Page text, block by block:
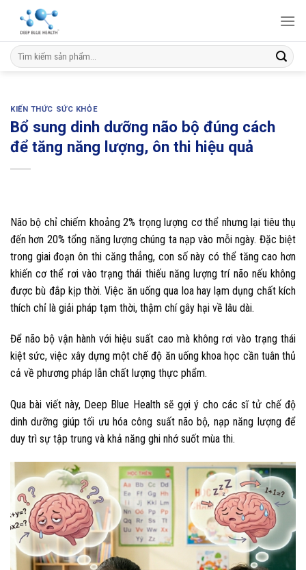
content
Tìm
kiếm:
KIẾN THỨC SỨC KHỎE
Bổ sung dinh dưỡng não bộ đúng cách
để tăng năng lượng, ôn thi hiệu quả
Não bộ chỉ chiếm khoảng 2% trọng lượng cơ thể nhưng lại tiêu thụ
đến hơn 20% tổng năng lượng chúng ta nạp vào mỗi ngày. Đặc biệt
trong giai đoạn ôn thi căng thẳng, con số này có thể tăng cao hơn
khiến cơ thể rơi vào trạng thái thiếu năng lượng trí não nếu không
được bù đắp kịp thời. Việc ăn uống qua loa hay lạm dụng chất kích
thích chỉ là giải pháp tạm thời, thậm chí gây hại về lâu dài.
Để não bộ vận hành với hiệu suất cao mà không rơi vào trạng thái
kiệt sức, việc xây dựng một chế độ ăn uống khoa học cần tuân thủ
cả về phương pháp lẫn chất lượng thực phẩm.
Qua bài viết này, Deep Blue Health sẽ gợi ý cho các sĩ tử chế độ
dinh dưỡng giúp tối ưu hóa công suất não bộ, nạp năng lượng để
duy trì sự tập trung và khả năng ghi nhớ suốt mùa thi.